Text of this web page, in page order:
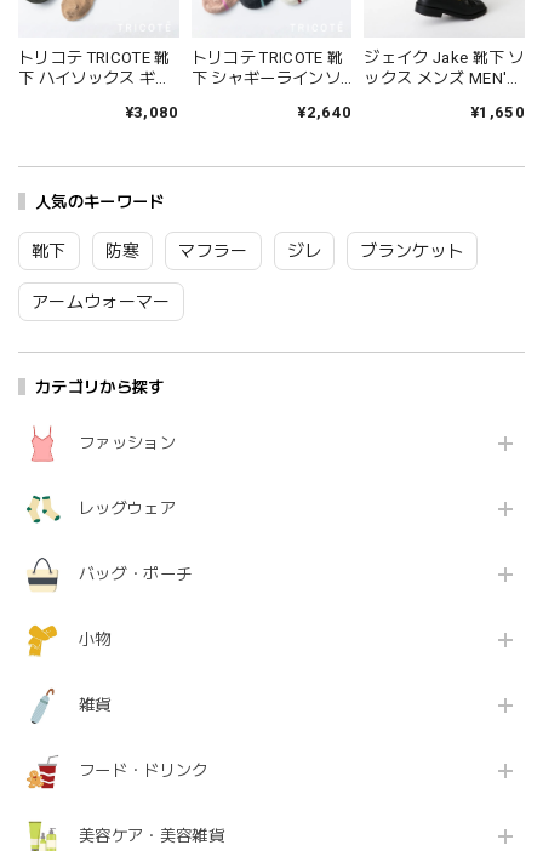
人気のキーワード
靴下 防寒 マフラー ジレ ブランケット
アームウォーマー
カテゴリから探す
ファッション
レッグウェア
バッグ・ポーチ
小物
雑貨
フード・ドリンク
美容ケア・美容雑貨
トリコテ TRICOTE 靴
下 ハイソックス ギャ
クス レディース おし
ト プレゼント レッド
25cm TR53SO040
Tr002
¥3,080
トリコテ TRICOTE 靴
下 シャギーラインソ
本製 国産 秋冬 おしゃ
Tr003
¥2,640
ジェイク Jake 靴下 ソ
ックス メンズ MEN'S
夏 ブランド 日本製 国
Fr088
¥1,650